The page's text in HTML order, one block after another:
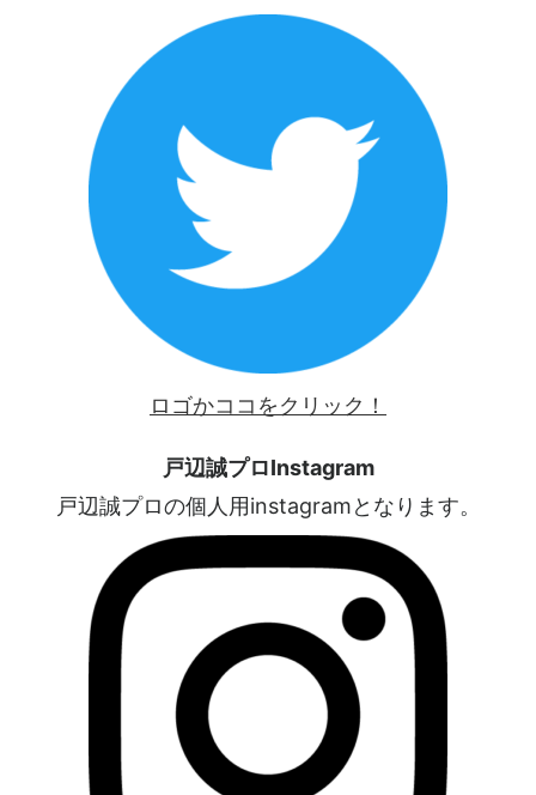
ロゴかココをクリック！
戸辺誠プロInstagram
戸辺誠プロの個人用instagramとなります。